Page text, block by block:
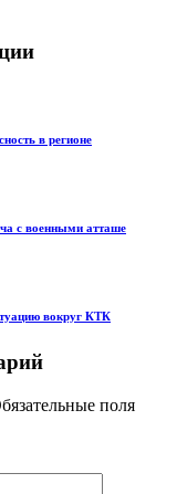
в регионе
с военными атташе
вокруг КТК
поля